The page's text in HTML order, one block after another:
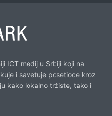
ICT medij u Srbiji koji na
i savetuje posetioce kroz
kako lokalno tržiste, tako i